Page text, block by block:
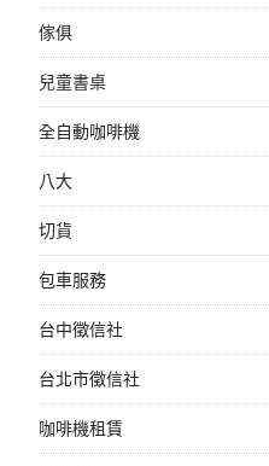
傢俱
兒童書桌
全自動咖啡機
八大
切貨
包車服務
台中徵信社
台北市徵信社
咖啡機租賃